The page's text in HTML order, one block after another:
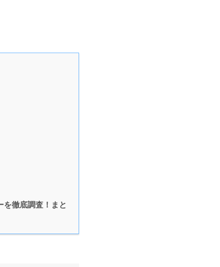
を徹底調査！まと